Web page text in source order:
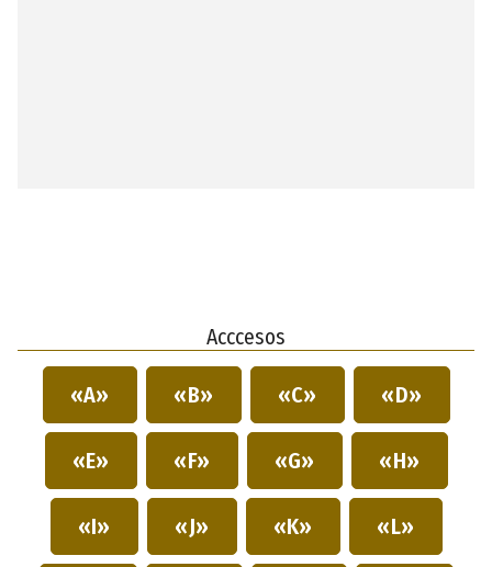
Acccesos
«A» «B» «C» «D»
«E» «F» «G» «H»
«I» «J» «K» «L»